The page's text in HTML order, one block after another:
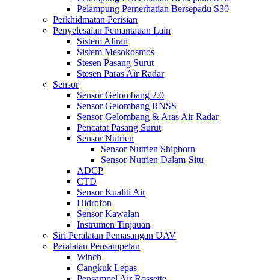
Pelampung Pemerhatian Bersepadu S30
Perkhidmatan Perisian
Penyelesaian Pemantauan Lain
Sistem Aliran
Sistem Mesokosmos
Stesen Pasang Surut
Stesen Paras Air Radar
Sensor
Sensor Gelombang 2.0
Sensor Gelombang RNSS
Sensor Gelombang & Aras Air Radar
Pencatat Pasang Surut
Sensor Nutrien
Sensor Nutrien Shipborn
Sensor Nutrien Dalam-Situ
ADCP
CTD
Sensor Kualiti Air
Hidrofon
Sensor Kawalan
Instrumen Tinjauan
Siri Peralatan Pemasangan UAV
Peralatan Pensampelan
Winch
Cangkuk Lepas